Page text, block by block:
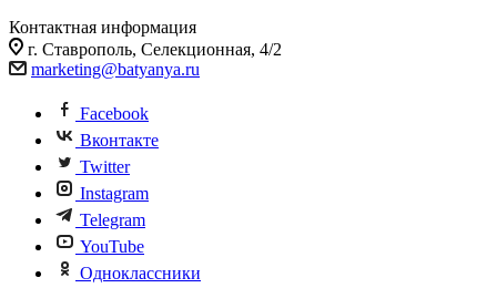
Контактная информация
г. Ставрополь, Селекционная, 4/2
marketing@batyanya.ru
Facebook
Вконтакте
Twitter
Instagram
Telegram
YouTube
Одноклассники